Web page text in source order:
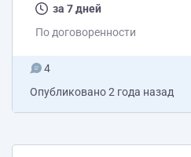
отслеживать данные транзакции. 3.
отправляем транзакцию на
за 7 дней
По договоренности
4
Опубликовано2 года назад